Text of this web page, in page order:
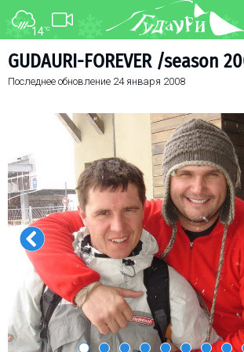
14°C
GUDAURI-FOREVER /season
Последнее обновление 24 января 2008
ФОРУМ
О курорте
Схема трасс
Ски-пасс
Инструкторы
Прокат
Ски-сервис
Дети в Гудаури
Развлечения
Календарь событий
Телеграм-канал
Гудаури
INFO